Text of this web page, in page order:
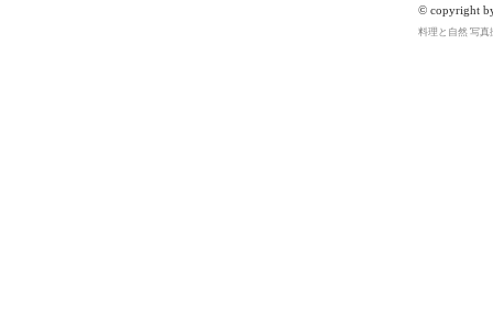
© copyright
料理と自然 写真